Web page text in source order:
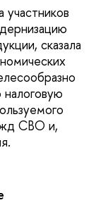
сказала
СВО и,